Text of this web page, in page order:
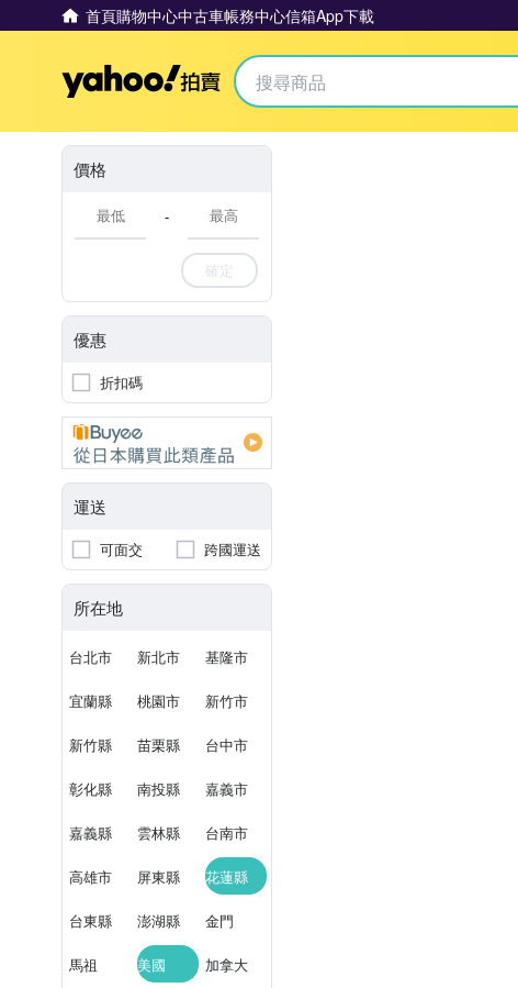
首頁購物中心中古車帳務中心信箱App下載
Yahoo拍賣
價格
-
確定
優惠
折扣碼
運送
可面交 跨國運送
所在地
台北市 新北市 基隆市
宜蘭縣 桃園市 新竹市
新竹縣 苗栗縣 台中市
彰化縣 南投縣 嘉義市
嘉義縣 雲林縣 台南市
高雄市 屏東縣 花蓮縣
台東縣 澎湖縣 金門
馬祖 美國 加拿大